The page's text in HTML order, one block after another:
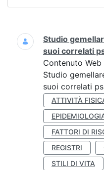
Ricerca
Studio
suoi correlati
Contenuto Web
Studio
suoi correlati
ATTIVITÀ
FATTORI DI
REGISTRI
STILI DI VITA